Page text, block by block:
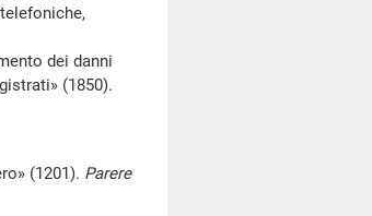
dei danni
(1850).
(1201). Parere